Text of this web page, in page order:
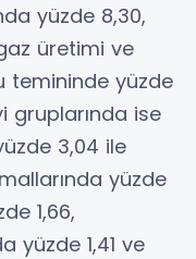
yüzde 8,30,
üretimi ve
temininde yüzde
gruplarında ise
3,04 ile
yüzde
1,66,
yüzde 1,41 ve